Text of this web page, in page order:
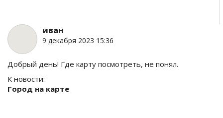
иван
9 декабря 2023 15:36
Добрый день! Где карту посмотреть, не понял.
К новости:
Город на карте